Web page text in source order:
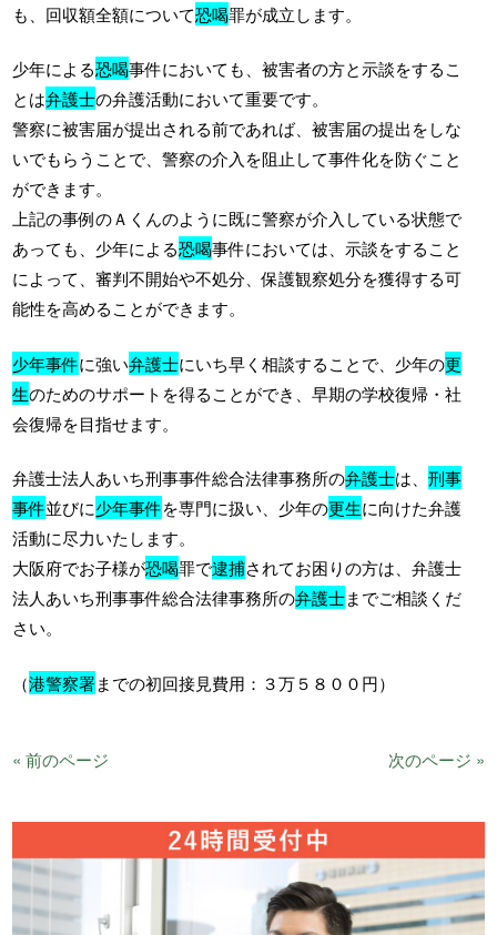
も、回収額全額について恐喝罪が成立します。
少年による恐喝事件においても、被害者の方と示談をするこ
とは弁護士の弁護活動において重要です。
警察に被害届が提出される前であれば、被害届の提出をしな
いでもらうことで、警察の介入を阻止して事件化を防ぐこと
ができます。
上記の事例のＡくんのように既に警察が介入している状態で
あっても、少年による恐喝事件においては、示談をすること
によって、審判不開始や不処分、保護観察処分を獲得する可
能性を高めることができます。
少年事件に強い弁護士にいち早く相談することで、少年の更
生のためのサポートを得ることができ、早期の学校復帰・社
会復帰を目指せます。
弁護士法人あいち刑事事件総合法律事務所の弁護士は、刑事
事件並びに少年事件を専門に扱い、少年の更生に向けた弁護
活動に尽力いたします。
大阪府でお子様が恐喝罪で逮捕されてお困りの方は、弁護士
法人あいち刑事事件総合法律事務所の弁護士までご相談くだ
さい。
（港警察署までの初回接見費用：３万５８００円）
« 前のページ 次のページ »